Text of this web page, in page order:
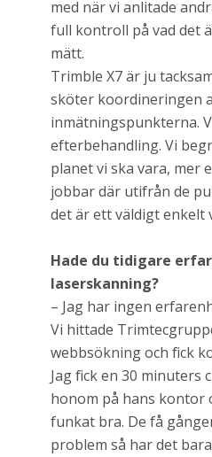
med när vi anlitade
full kontroll på vad det
mätt.
Trimble X7 är ju
sköter koordineringen
inmätningspunkterna.
efterbehandling. Vi
planet vi ska vara, mer
jobbar där utifrån de
det är ett väldigt enkelt
Hade du tidigare
laserskanning?
– Jag har ingen
Vi hittade
webbsökning och fick
Jag fick en 30 minuters
honom på hans kontor
funkat bra. De få
problem så har det